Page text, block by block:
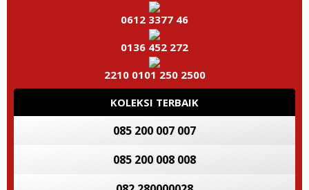
0612 3377 46
0136 452 272
2210 0101 250 2500
KOLEKSI TERBAIK
085 200 007 007
085 200 008 008